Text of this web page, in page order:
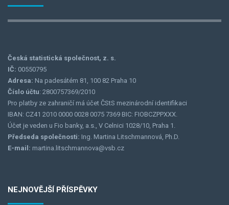
Česká statistická společnost, z. s.
IČ: 00550795
Adresa: Na padesátém 81, 100 82 Praha 10
Číslo účtu: 2800757369/2010
Pro platby ze zahraničí má účet ČStS mezinárodní identifikaci
IBAN: CZ41 2010 0000 0028 0075 7369 BIC: FIOBCZPPXXX.
Účet je veden u Fio banky, a.s., V Celnici 1028/10, Praha 1.
Předseda společnosti: Ing. Martina Litschmannová, Ph.D.
E-mail: martina.litschmannova@vsb.cz
NEJNOVĚJŠÍ PŘÍSPĚVKY